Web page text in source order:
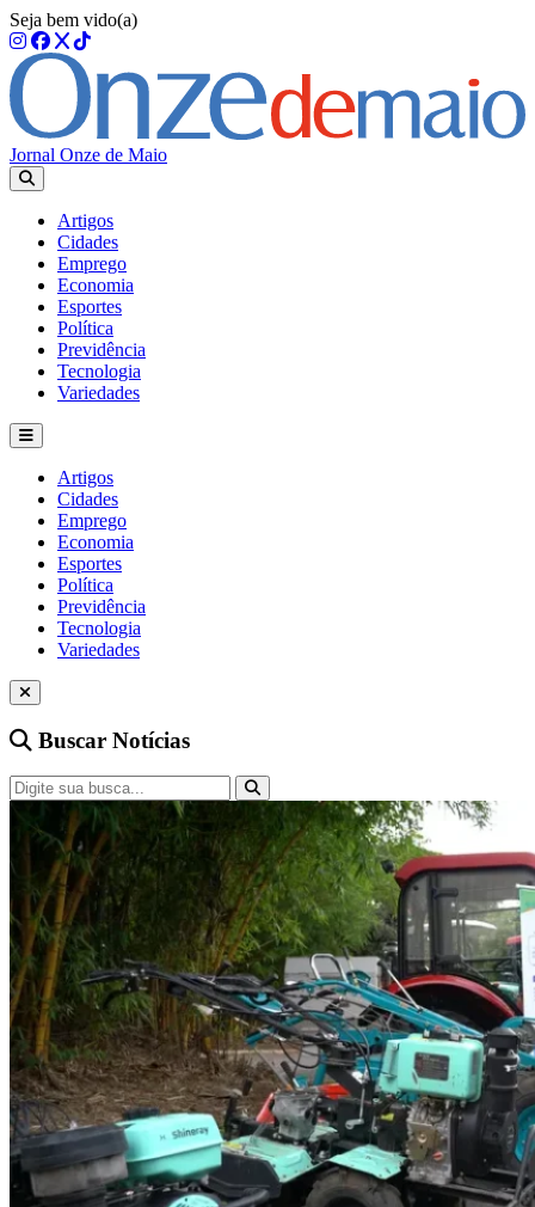
Seja bem vido(a)
Jornal Onze de Maio
Artigos
Cidades
Emprego
Economia
Esportes
Política
Previdência
Tecnologia
Variedades
Artigos
Cidades
Emprego
Economia
Esportes
Política
Previdência
Tecnologia
Variedades
Buscar Notícias